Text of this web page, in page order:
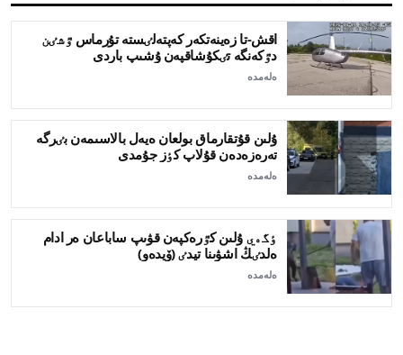
اقش-تا زەينەتكەر كەپتەلٸستە تۇرماس ٷشٸن
دٷكەنگە تٸكۇشاقپەن ۇشىپ باردى
ەلەمدە
ۇلىن قۇتقارماق بولعان ەيەل بالاسىمەن بٸرگە
تەرەزەدەن قۇلاپ كٶز جۇمدى
ەلەمدە
ٶگەي ۇلىن كٷرەكپەن قۋىپ ساباعان ەر ادام
ەلدٸڭ اشۋىنا تيدٸ (ۆيدەو)
ەلەمدە